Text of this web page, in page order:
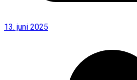
13. juni 2025